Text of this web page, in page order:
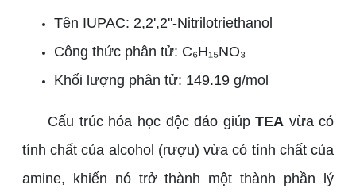
Tên IUPAC: 2,2',2''-Nitrilotriethanol
Công thức phân tử: C₆H₁₅NO₃
Khối lượng phân tử: 149.19 g/mol
Cấu trúc hóa học độc đáo giúpTEA vừa có
tính chất của alcohol (rượu) vừa có tính chất của
amine, khiến nó trở thành một thành phần lý